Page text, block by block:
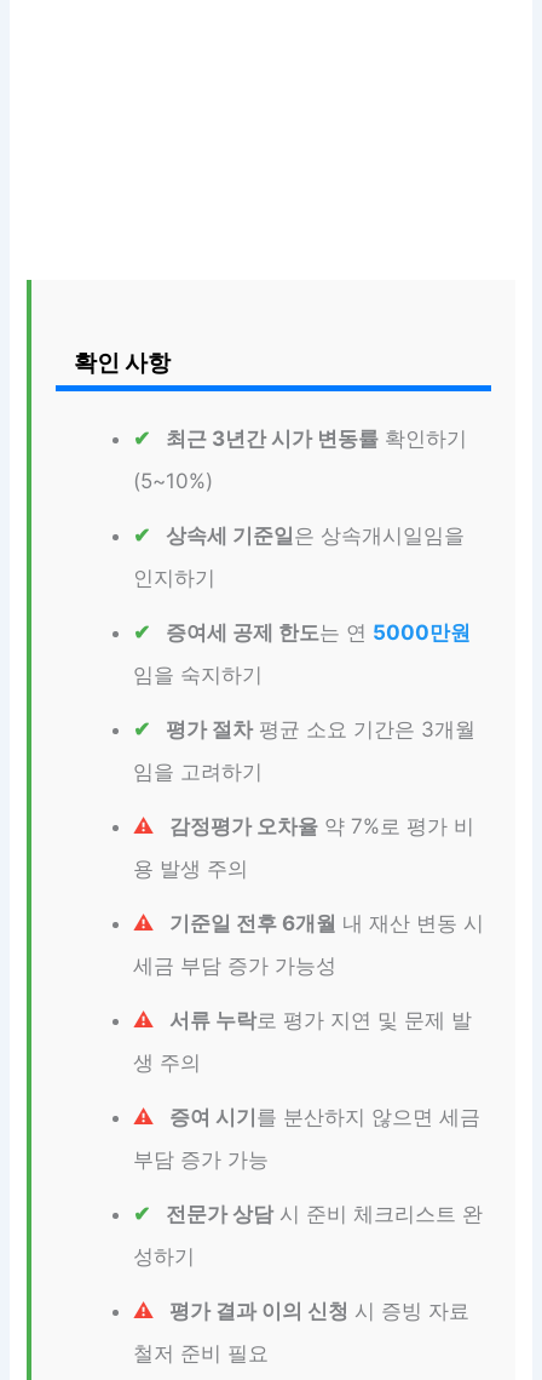
확인 사항
최근 3년간 시가 변동률 확인하기
(5~10%)
상속세 기준일은 상속개시일임을
인지하기
증여세 공제 한도는 연 5000만원
임을 숙지하기
평가 절차평균 소요 기간은 3개월
임을 고려하기
감정평가 오차율 약 7%로 평가 비
용 발생 주의
기준일 전후 6개월 내 재산 변동 시
세금 부담 증가 가능성
서류 누락로 평가 지연 및 문제 발
생 주의
증여 시기 를 분산하지 않으면 세금
부담 증가 가능
전문가 상담시 준비 체크리스트 완
성하기
평가 결과 이의 신청 시 증빙 자료
철저 준비 필요